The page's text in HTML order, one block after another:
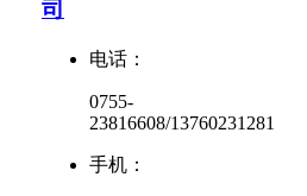
司
电话：
0755-
23816608/13760231281
手机：